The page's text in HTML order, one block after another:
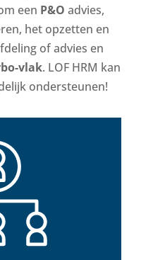
een P&O advies,
het opzetten en
of advies en
vlak. LOF HRM kan
ondersteunen!